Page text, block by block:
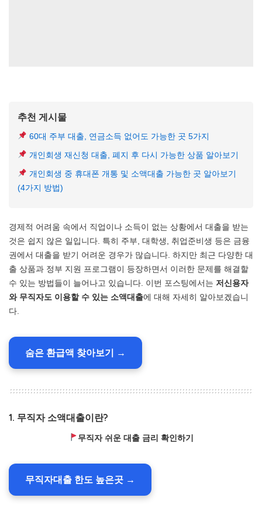
추천 게시물
60대 주부 대출, 연금소득 없어도 가능한 곳 5가지
개인회생 재신청 대출, 폐지 후 다시 가능한 상품 알아보기
개인회생 중 휴대폰 개통 및 소액대출 가능한 곳 알아보기
(4가지 방법)
경제적 어려움 속에서 직업이나 소득이 없는 상황에서 대출을 받는
것은 쉽지 않은 일입니다. 특히 주부, 대학생, 취업준비생 등은 금융
권에서 대출을 받기 어려운 경우가 많습니다. 하지만 최근 다양한 대
출 상품과 정부 지원 프로그램이 등장하면서 이러한 문제를 해결할
수 있는 방법들이 늘어나고 있습니다. 이번 포스팅에서는 저신용자
와 무직자도 이용할 수 있는 소액대출에 대해 자세히 알아보겠습니
다.
숨은 환급액 찾아보기 →
1. 무직자 소액대출이란?
무직자 쉬운 대출 금리 확인하기
무직자대출 한도 높은곳 →